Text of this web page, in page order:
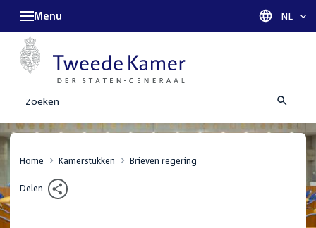
Zoeken
Menu Taal
NL
Home Kamerstukken Brieven regering
Delen